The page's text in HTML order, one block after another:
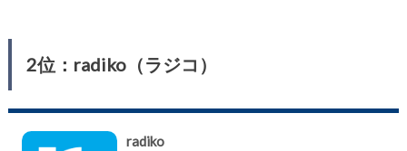
2位：radiko（ラジコ）
radiko